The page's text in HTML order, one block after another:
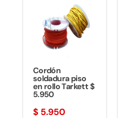
Cordón
soldadura piso
en rollo Tarkett $
5.950
$ 5.950